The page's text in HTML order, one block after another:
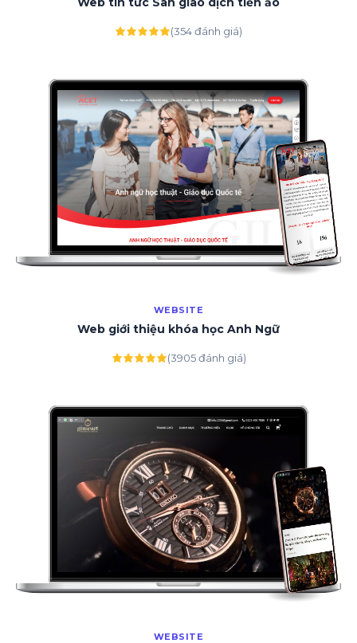
(354 đánh giá)
WEBSITE
Web giới thiệu khóa học Anh Ngữ
(3905 đánh giá)
WEBSITE